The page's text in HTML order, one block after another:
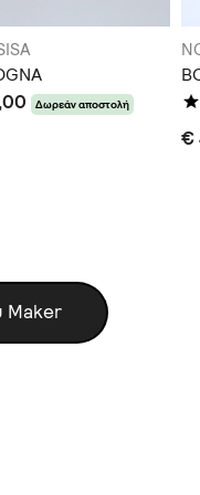
Δωρεάν αποστολή
€
Maker